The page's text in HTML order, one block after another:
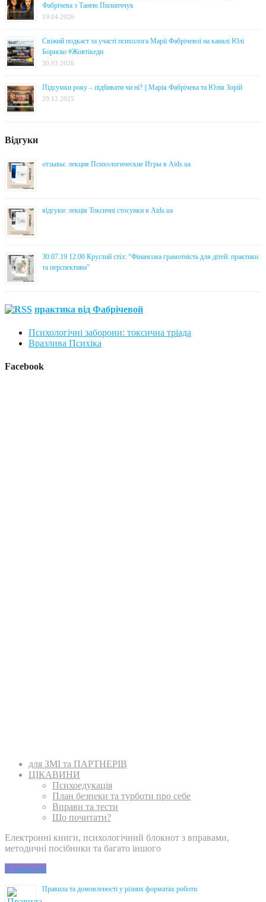
Фабрічева з Танею Пилипччук
19.04.2026
Свіжий подкаст за участі психолога Марії Фабрічевої на каналі Юлі
Бориско #Жовтікеди
30.03.2026
Підсумки року – підбивати чи ні? || Марія Фабрічева та Юлія Зорій
29.12.2025
Відгуки
отзывы: лекция Психологические Игры в Aids.ua
відгуки: лекція Токсичні стосунки в Aids.ua
30.07.19 12:00 Круглий стіл: “Фінансова грамотність для дітей: практики
та перспективи”
практика від Фабрічевой
Психологічні заборони: токсична тріада
Вразлива Психіка
Facebook
для ЗМІ та ПАРТНЕРІВ
ЦІКАВИНИ
Психоедукація
План безпеки та турботи про себе
Вправи та тести
Що почитати?
Електронні книги, психологічний блокнот з вправами,
методичні посібники та багато іншого
У магазин
Правила та домовленості у різних форматах роботи